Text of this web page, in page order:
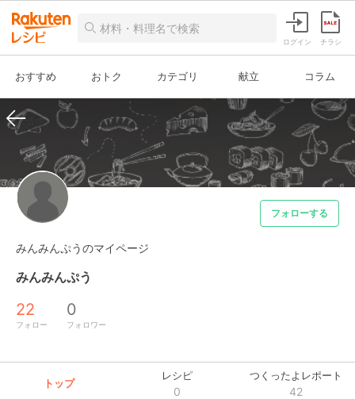
ログイン チラシ
おすすめ おトク カテゴリ 献立 コラム
フォローする
みんみんぷうのマイページ
みんみんぷう
22
フォロー
0
フォロワー
トップ
レシピ
0
つくったよレポート
42